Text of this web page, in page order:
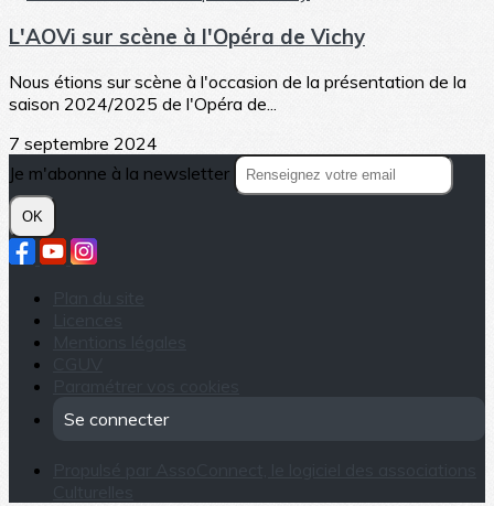
L'AOVi sur scène à l'Opéra de Vichy
Nous étions sur scène à l'occasion de la présentation de la
saison 2024/2025 de l'Opéra de...
7 septembre 2024
Je m'abonne à la newsletter
OK
Se connecter